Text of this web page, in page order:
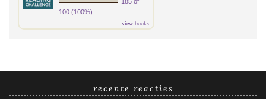
100 (100%)
view books
recente reacties